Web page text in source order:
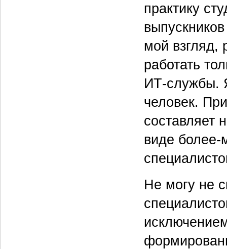
практику
мой взгляд,
работать
ИТ‑службы.
человек.
составляет
виде
Не могу не